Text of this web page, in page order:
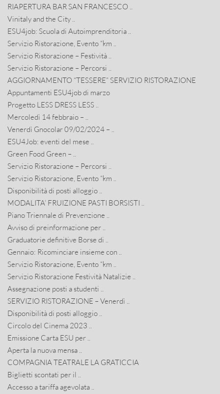
RIAPERTURA BAR SAN FRANCESCO ..
Vinitaly and the City ..
ESU4job: Scuola di Autoimprenditoria ..
Servizio Ristorazione, Evento “km ..
Servizio Ristorazione – Festività ..
Servizio Ristorazione – Percorsi ..
AGGIORNAMENTO “TESSERE” SERVIZIO RISTORAZIONE
Appuntamenti ESU4job di marzo
Progetto LESS DRESS LESS ..
Mercoledì 14 febbraio – ..
Venerdì Gnocolar 09/02/2024 – ..
ESU4Job: eventi del mese ..
Green Food Green – ..
Servizio Ristorazione – Percorsi ..
Servizio Ristorazione, Evento “km ..
Disponibilità di posti alloggio ..
MODALITA’ FRUIZIONE PASTI BORSISTI ..
Piano Triennale di Prevenzione ..
Avviso di preinformazione per ..
Graduatorie definitive Borse di ..
Gennaio: Ricominciare insieme con ..
Servizio Ristorazione, Evento “km ..
Servizio Ristorazione Festività Natalizie ..
Assegnazione posti a studenti ..
SERVIZIO RISTORAZIONE – Venerdì ..
Disponibilità di posti alloggio ..
Circolo del Cinema 2023 ..
Emissione Carta ESU per ..
Aperta la nuova mensa ..
COMPAGNIA TEATRALE LA GRATICCIA
Biglietti scontati per il ..
Accesso a tariffa agevolata ..